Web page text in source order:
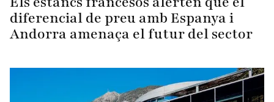
diferencial de preu amb Espanya i
Andorra amenaça el futur del sector